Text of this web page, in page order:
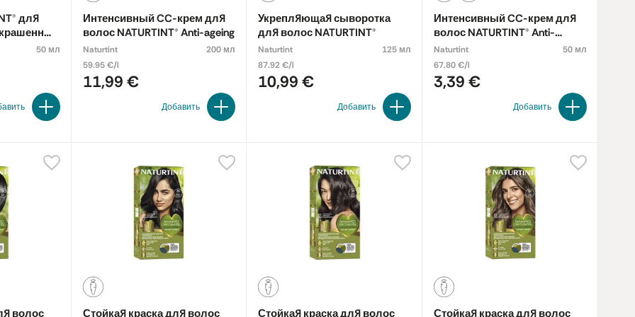
предназначена для ежедневного ухода за окрашенными, сухими и поврежденными волосами.
натуральная линия ECOCERT для восстановления сухих, усталых, нежизнеспособных волос.
желтые оттенки и усиливает серебристый оттенок волос.
для
50 мл
Интенсивный CC-крем для
волос NATURTINT® Anti-ageing
Naturtint
200 мл
59.95 €/l
11,99 €
Добавить
Укрепляющая сыворотка
для волос NATURTINT®
Naturtint
125 мл
87.92 €/l
10,99 €
Добавить
Интенсивный CC-крем для
волос NATURTINT® Anti-
ageing, дорожная упаковка
Naturtint
50 мл
67.80 €/l
3,39 €
Добавить
волос
Стойкая краска для волос
Стойкая краска для волос
Стойкая краска для волос